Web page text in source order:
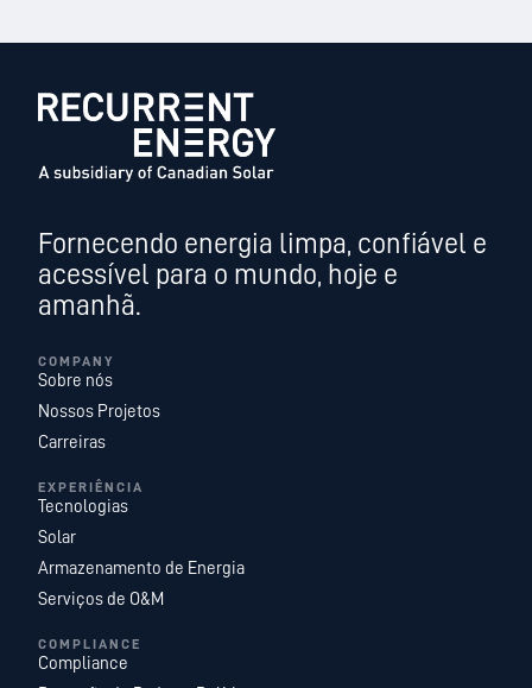
Fornecendo energia limpa, confiável e
acessível para o mundo, hoje e
amanhã.
COMPANY
Sobre nós
Nossos Projetos
Carreiras
EXPERIÊNCIA
Tecnologias
Solar
Armazenamento de Energia
Serviços de O&M
COMPLIANCE
Compliance